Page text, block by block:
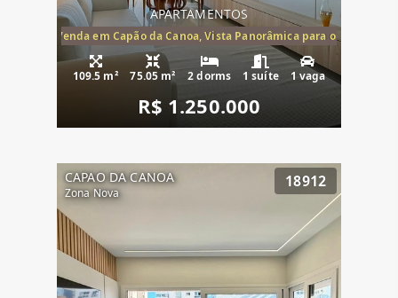
APARTAMENTOS
Mar à Venda em Capão da Canoa, Vista Panorâmica para o Mar, 2
109.5 m² 75.05 m² 2 dorms 1 suíte 1 vaga
R$ 1.250.000
CAPAO DA CANOA
Zona Nova
18912